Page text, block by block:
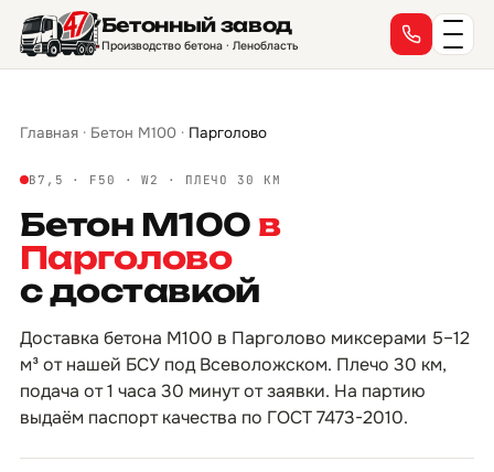
Бетонный завод
Производство бетона · Ленобласть
Главная · Бетон М100 · Парголово
B7,5 · F50 · W2 · ПЛЕЧО 30 КМ
Бетон М100 в
Парголово
с доставкой
Доставка бетона М100 в Парголово миксерами 5–12
м³ от нашей БСУ под Всеволожском. Плечо 30 км,
подача от 1 часа 30 минут от заявки. На партию
выдаём паспорт качества по ГОСТ 7473-2010.